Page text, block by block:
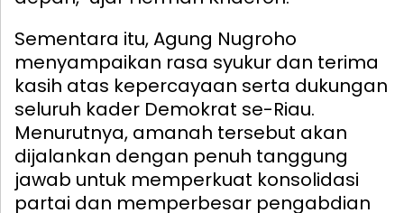
Sementara itu, Agung Nugroho
menyampaikan rasa syukur dan terima
kasih atas kepercayaan serta dukungan
seluruh kader Demokrat se-Riau.
Menurutnya, amanah tersebut akan
dijalankan dengan penuh tanggung
jawab untuk memperkuat konsolidasi
partai dan memperbesar pengabdian